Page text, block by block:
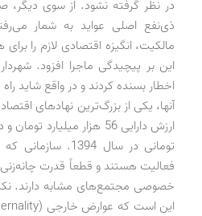
در نظر گرفته نشود. از سوی دیگر،
ذی‌نفع اصلی عواید به شمار
مالکیت، انگیزه اقتصادی لازم را
این بر پیچیدگی ماجرا افزود.
اخطار بسنده کردند و در واقع شاید
آنها، یکی از بزرگ‌ترین نهادهای
فعالیت هستند و قطعاً قدرت چانه‌زنی
خصوصی مجتمع‌های مشابه دارند.